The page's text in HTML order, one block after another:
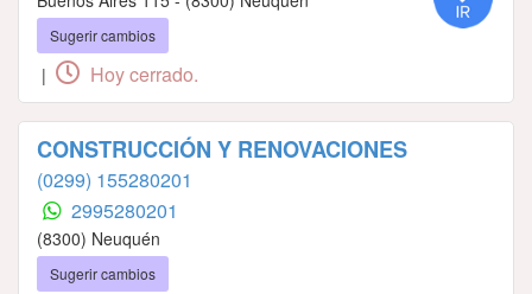
Sugerir cambios
| Hoy cerrado.
CONSTRUCCIÓN Y RENOVACIONES
(0299) 155280201
2995280201
(8300) Neuquén
Sugerir cambios